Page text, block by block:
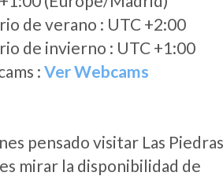
de verano : UTC +2:00
de invierno : UTC +1:00
: Ver Webcams
pensado visitar Las Piedras
mirar la disponibilidad de